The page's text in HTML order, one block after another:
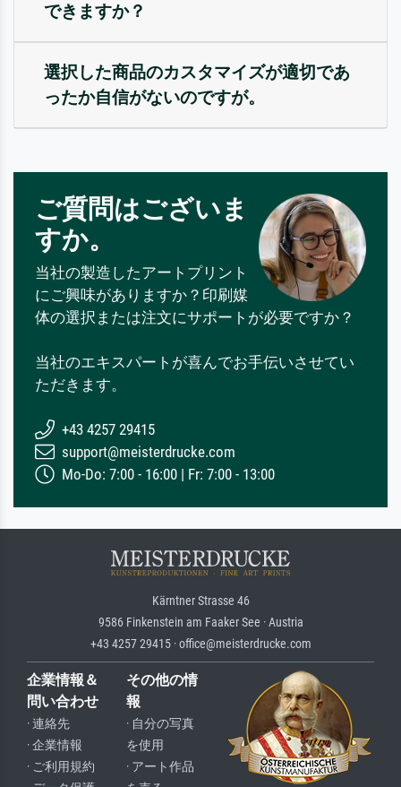
できますか？
選択した商品のカスタマイズが適切であ
ったか自信がないのですが。
ご質問はございま
すか。
当社の製造したアートプリント
にご興味がありますか？印刷媒
体の選択または注文にサポートが必要ですか？
当社のエキスパートが喜んでお手伝いさせてい
ただきます。
+43 4257 29415
support@meisterdrucke.com
Mo-Do: 7:00 - 16:00 | Fr: 7:00 - 13:00
Kärntner Strasse 46
9586 Finkenstein am Faaker See · Austria
+43 4257 29415 · office@meisterdrucke.com
企業情報＆
問い合わせ
· 連絡先
· 企業情報
· ご利用規約
その他の情
報
· 自分の写真
を使用
· アート作品